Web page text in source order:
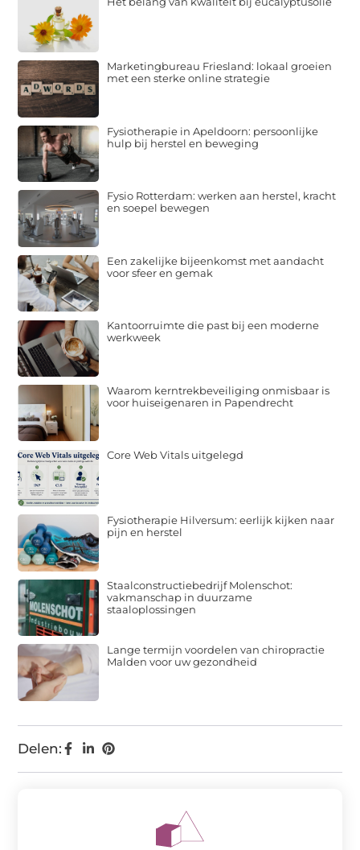
Delen:
Marketingbureau Friesland: lokaal groeien
met een sterke online strategie
Fysiotherapie in Apeldoorn: persoonlijke
hulp bij herstel en beweging
Fysio Rotterdam: werken aan herstel, kracht
en soepel bewegen
Een zakelijke bijeenkomst met aandacht
voor sfeer en gemak
Kantoorruimte die past bij een moderne
werkweek
Waarom kerntrekbeveiliging onmisbaar is
voor huiseigenaren in Papendrecht
Core Web Vitals uitgelegd
Fysiotherapie Hilversum: eerlijk kijken naar
pijn en herstel
Staalconstructiebedrijf Molenschot:
vakmanschap in duurzame
staaloplossingen
Lange termijn voordelen van chiropractie
Malden voor uw gezondheid